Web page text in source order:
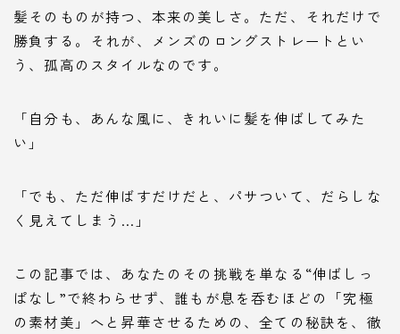
髪そのものが持つ、本来の美しさ。ただ、それだけで
勝負する。それが、メンズのロングストレートとい
う、孤高のスタイルなのです。
「自分も、あんな風に、きれいに髪を伸ばしてみた
い」
「でも、ただ伸ばすだけだと、パサついて、だらしな
く見えてしまう…」
この記事では、あなたのその挑戦を単なる“伸ばしっ
ぱなし”で終わらせず、誰もが息を呑むほどの「究極
の素材美」へと昇華させるための、全ての秘訣を、徹